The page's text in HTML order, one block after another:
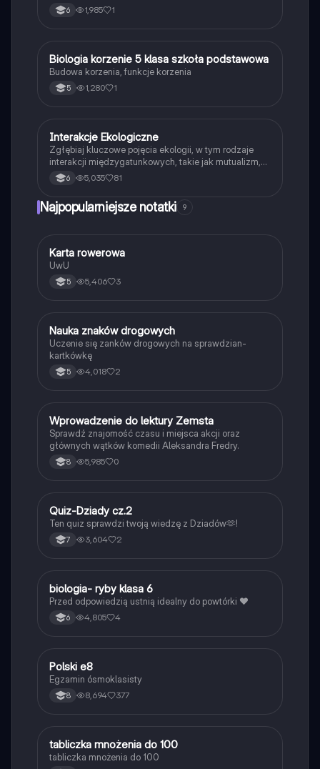
6 1,985 1
BBiologia
Biologia korzenie 5 klasa szkoła podstawowa
Budowa korzenia, funkcje korzenia
5 1,280 1
Biologia
Interakcje Ekologiczne
Zgłębiaj kluczowe pojęcia ekologii, w tym rodzaje
interakcji międzygatunkowych, takie jak mutualizm,
komensalizm, drapieżnictwo i pasożytnictwo.
Dowiedz się o strukturze populacji, ekosystemach
studentów biologii i ekologii. Typ: podsumowanie.
6 5,035 81
Najpopularniejsze notatki 9
KTechnika
Karta rowerowa
UwU
5 5,406 3
NTechnika
Nauka znaków drogowych
Uczenie się zanków drogowych na sprawdzian-
kartkówkę
5 4,018 2
WJęzyk polski
Wprowadzenie do lektury Zemsta
Sprawdź znajomość czasu i miejsca akcji oraz
głównych wątków komedii Aleksandra Fredry.
8 5,985 0
QJęzyk polski
Quiz-Dziady cz.2
Ten quiz sprawdzi twoją wiedzę z Dziadów🫶!
7 3,604 2
BBiologia
biologia- ryby klasa 6
Przed odpowiedzią ustnią idealny do powtórki ❤️
6 4,805 4
Język polski
Polski e8
Egzamin ósmoklasisty
8 8,694 377
TMatematyka
tabliczka mnożenia do 100
tabliczka mnożenia do 100